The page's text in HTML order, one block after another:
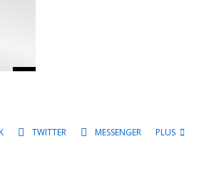
TWITTER MESSENGER PLUS